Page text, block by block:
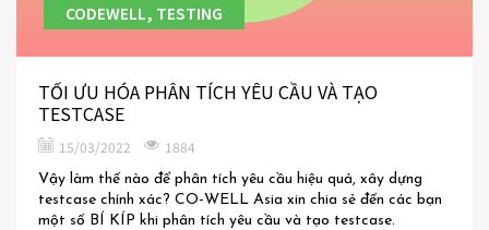
CODEWELL, TESTING
TỐI ƯU HÓA PHÂN TÍCH YÊU CẦU VÀ TẠO
TESTCASE
15/03/2022 1884
Vậy làm thế nào để phân tích yêu cầu hiệu quả, xây dựng
testcase chính xác? CO-WELL Asia xin chia sẻ đến các bạn
một số BÍ KÍP khi phân tích yêu cầu và tạo testcase.